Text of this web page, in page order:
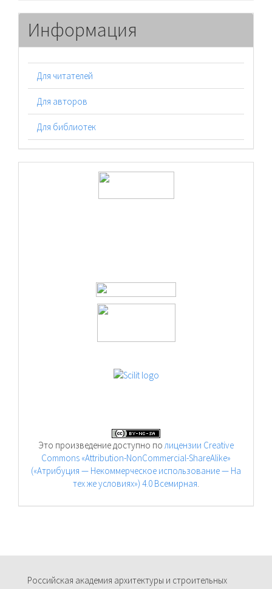
Информация
Для читателей
Для авторов
Для библиотек
Это произведение доступно полицензии Creative
Commons «Attribution-NonCommercial-ShareAlike»
(«Атрибуция — Некоммерческое использование — На
тех же условиях») 4.0 Всемирная.
Российская академия архитектуры и строительных